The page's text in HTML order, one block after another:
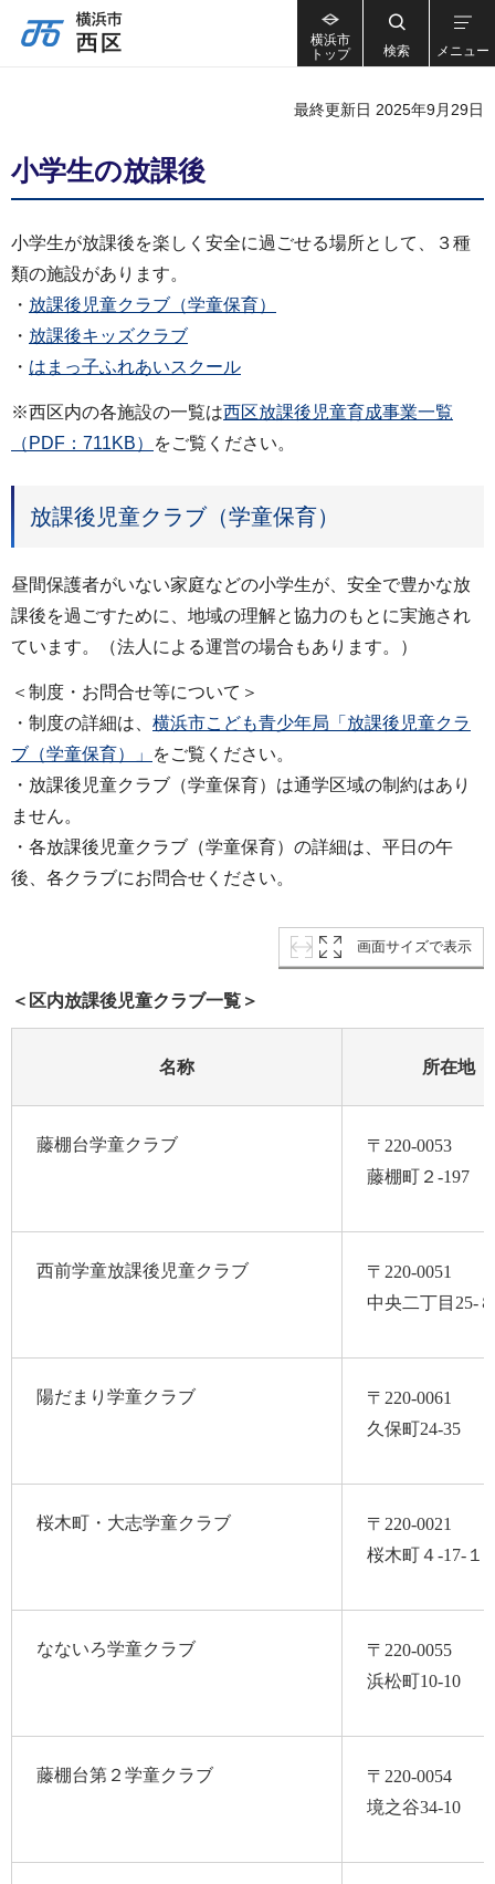
横浜市
トップ
検索 メニュー
最終更新日 2025年9月29日
小学生の放課後
小学生が放課後を楽しく安全に過ごせる場所として、３種
類の施設があります。
・ 放課後児童クラブ（学童保育）
・ 放課後キッズクラブ
・ はまっ子ふれあいスクール
※西区内の各施設の一覧は西区放課後児童育成事業一覧
（PDF：711KB）
をご覧ください。
放課後児童クラブ（学童保育）
昼間保護者がいない家庭などの小学生が、安全で豊かな放
課後を過ごすために、地域の理解と協力のもとに実施され
ています。（法人による運営の場合もあります。）
＜制度・お問合せ等について＞
・制度の詳細は、 横浜市こども青少年局「放課後児童クラ
ブ（学童保育）」
をご覧ください。
・放課後児童クラブ（学童保育）は通学区域の制約はあり
ません。
・各放課後児童クラブ（学童保育）の詳細は、平日の午
後、各クラブにお問合せください。
画面サイズで表示
＜区内放課後児童クラブ一覧＞
名称 所在地
藤棚台学童クラブ
〒220-0053
藤棚町２-197
西前学童放課後児童クラブ
〒220-0051
中央二丁目25-８
陽だまり学童クラブ
〒220-0061
久保町24-35
桜木町・大志学童クラブ
〒220-0021
桜木町４-17-１
なないろ学童クラブ
〒220-0055
浜松町10-10
藤棚台第２学童クラブ
〒220-0054
境之谷34-10